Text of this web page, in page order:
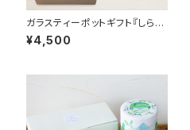
ガラスティーポットギフト『しらと
り』／お祝いごとなど大切な贈り
物に！美しい茶器と狭山のお茶
¥4,500